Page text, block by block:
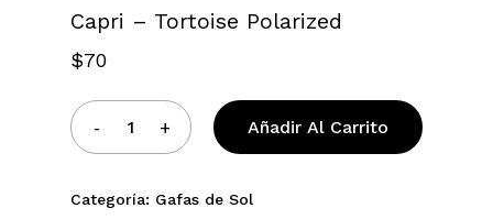
Capri – Tortoise Polarized
$70
Añadir Al Carrito
Categoría: Gafas de Sol